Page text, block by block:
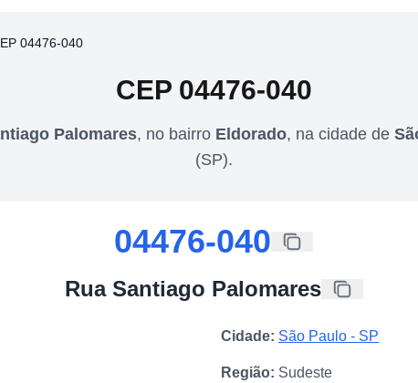
04476-040
CEP 04476-040
Palomares, no bairro Eldorado, na cidade de
(SP).
04476-040
Rua Santiago Palomares
Cidade: São Paulo - SP
Região: Sudeste